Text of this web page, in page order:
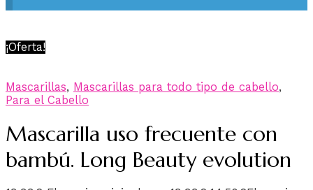
¡Oferta!
Mascarillas, Mascarillas para todo tipo de cabello,
Para el Cabello
Mascarilla uso frecuente con
bambú. Long Beauty evolution